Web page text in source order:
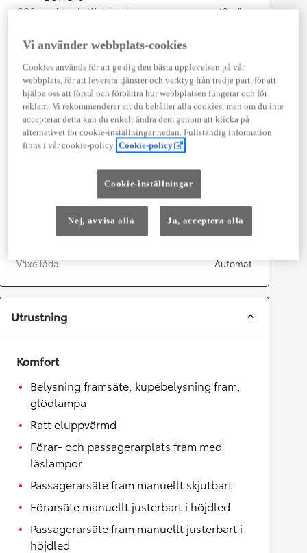
CO2 combined - Weighted 19 g/km
Motor
Cylindrar
4
Kapacitet
1 987 cc
Effekt
164kw (223 hk)
Prestanda
Acceleration 0-100km/h
Växellåda
Automat
Utrustning
Komfort
Belysning framsäte, kupébelysning fram,
glödlampa
Ratt eluppvärmd
Förar- och passagerarplats fram med
läslampor
Passagerarsäte fram manuellt skjutbart
Förarsäte manuellt justerbart i höjdled
Passagerarsäte fram manuellt justerbart i
höjdled
Vi använder webbplats-cookies
Cookies används för att ge dig den bästa upplevelsen på vår
webbplats, för att leverera tjänster och verktyg från tredje part, för att
hjälpa oss att förstå och förbättra hur webbplatsen fungerar och för
reklam. Vi rekommenderar att du behåller alla cookies, men om du inte
accepterar detta kan du enkelt ändra dem genom att klicka på
alternativet för cookie-inställningar nedan. Fullständig information
finns i vår cookie-policy. Cookie-policy
Cookie-inställningar
Nej, avvisa alla Ja, acceptera alla